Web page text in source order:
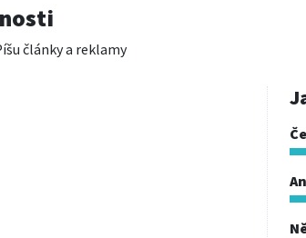
články a reklamy